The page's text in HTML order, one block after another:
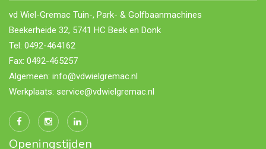
vd Wiel-Gremac Tuin-, Park- & Golfbaanmachines
Beekerheide 32, 5741 HC Beek en Donk
Tel: 0492-464162
Fax: 0492-465257
Algemeen: info@vdwielgremac.nl
Werkplaats: service@vdwielgremac.nl
Openingstijden